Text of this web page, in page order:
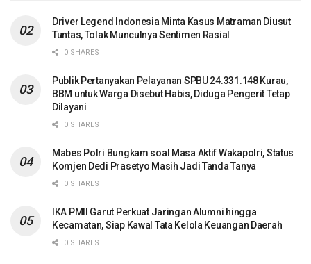
Driver Legend Indonesia Minta Kasus Matraman Diusut
Tuntas, Tolak Munculnya Sentimen Rasial
0 SHARES
Publik Pertanyakan Pelayanan SPBU 24.331.148 Kurau,
BBM untuk Warga Disebut Habis, Diduga Pengerit Tetap
Dilayani
0 SHARES
Mabes Polri Bungkam soal Masa Aktif Wakapolri, Status
Komjen Dedi Prasetyo Masih Jadi Tanda Tanya
0 SHARES
IKA PMII Garut Perkuat Jaringan Alumni hingga
Kecamatan, Siap Kawal Tata Kelola Keuangan Daerah
0 SHARES